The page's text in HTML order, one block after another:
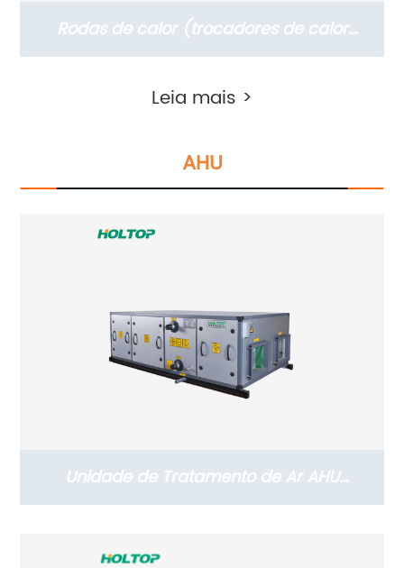
Rodas de calor (trocadores de calor
rotativos)
Leia mais >
AHU
Unidade de Tratamento de Ar AHU